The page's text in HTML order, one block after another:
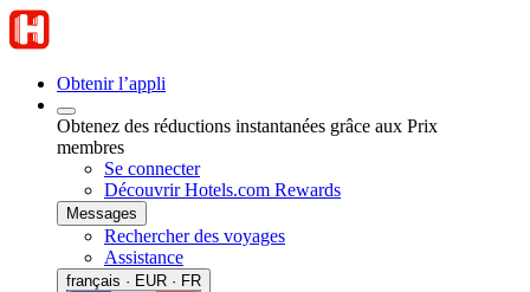
Obtenir l’appli
Obtenez des réductions instantanées grâce aux Prix
membres
Se connecter
Découvrir Hotels.com Rewards
Messages
Rechercher des voyages
Assistance
français · EUR · FR